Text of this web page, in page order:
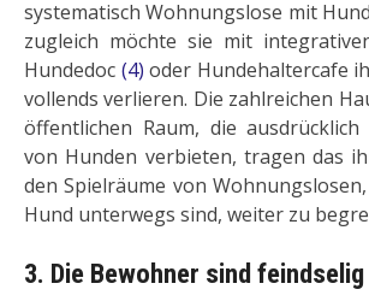
systematisch Wohnungslose mit
zugleich möchte sie mit
Hundedoc (4) oder Hundehaltercafe
vollends verlieren. Die zahl­reichen
öffentlichen Raum, die
von Hunden verbieten, tra­gen das
den Spielräume von
Hund unterwegs sind, wei­ter zu
3. Die Bewohner sind feindselig